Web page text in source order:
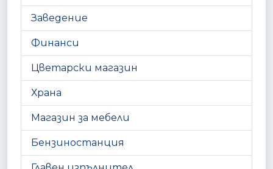
Заведение
Финанси
Цветарски магазин
Храна
Магазин за мебели
Бензиностанция